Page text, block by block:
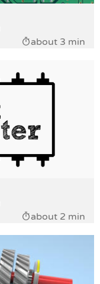
about 3 min
about 2 min